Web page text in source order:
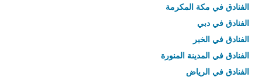
الفنادق في مكة المكرمة
الفنادق في دبي
الفنادق في الخبر
الفنادق في المدينة المنورة
الفنادق في الرياض